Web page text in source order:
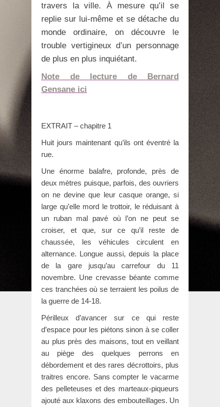
travers la ville. À mesure qu’il se
replie sur lui-même et se détache du
monde ordinaire, on découvre le
trouble vertigineux d’un personnage
de plus en plus inquiétant.
Note de lecture de Bernard
Gensane ici
EXTRAIT – chapitre 1
Huit jours maintenant qu’ils ont éventré la
rue.
Une énorme balafre, profonde, près de
deux mètres puisque, parfois, des ouvriers
on ne devine que leur casque orange, si
large qu’elle mord le trottoir, le réduisant à
un ruban mal pavé où l’on ne peut se
croiser, et que, sur ce qu’il reste de
chaussée, les véhicules circulent en
alternance. Longue aussi, depuis la place
de la gare jusqu’au carrefour du 11
novembre. Une crevasse béante comme
ces tranchées où se terraient les poilus de
la guerre de 14-18.
Périlleux d’avancer sur ce qui reste
d’espace pour les piétons sinon à se coller
au plus près des maisons, tout en veillant
au piège des quelques perrons en
débordement et des rares décrottoirs, plus
traitres encore. Sans compter le vacarme
des pelleteuses et des marteaux-piqueurs
ajouté aux klaxons des embouteillages. Un